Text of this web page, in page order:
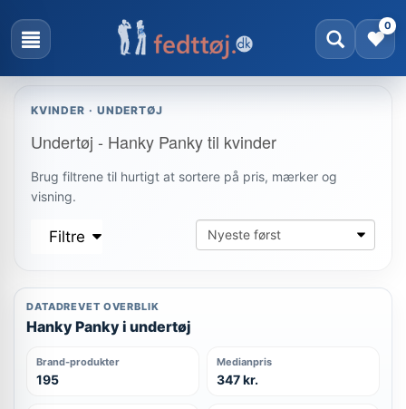
0
KVINDER · UNDERTØJ
Undertøj - Hanky Panky til kvinder
Brug filtrene til hurtigt at sortere på pris, mærker og
visning.
Filtre
DATADREVET OVERBLIK
Hanky Panky i undertøj
Brand-produkter
195
Medianpris
347 kr.